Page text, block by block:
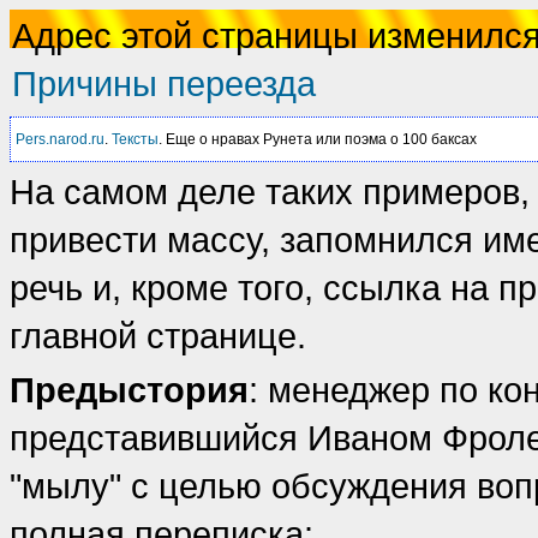
Адрес этой страницы
Причины переезда
Pers.narod.ru. Тексты. Еще о нравах Рунета или поэма о 100 баксах
На самом деле таких
привести массу, запомнился
речь и, кроме того, ссылка на
главной странице.
Предыстория: менеджер по
представившийся Иваном
"мылу" с целью обсуждения